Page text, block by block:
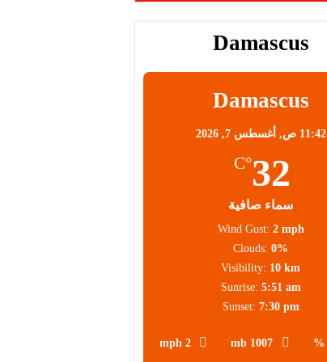
Damascus
Damascus
11:42 ص, أغسطس 7, 2026
32
°C
سماء صافية
1007 mb
2 mph
Wind Gust: 2 mph
Clouds: 0%
Visibility: 10 km
Sunrise: 5:51 am
Sunset: 7:30 pm